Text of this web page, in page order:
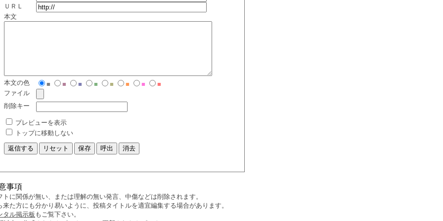
ＵＲＬ
本文
本文の色 ■ ■ ■ ■ ■ ■ ■
■
ファイル
削除キー
プレビューを表示
トップに移動しない
事項
トに関係が無い、または理解の無い発言、中傷などは削除されます。
来た方にも分かり易いように、投稿タイトルを適宜編集する場合があります。
タル掲示板 もご覧下さい。